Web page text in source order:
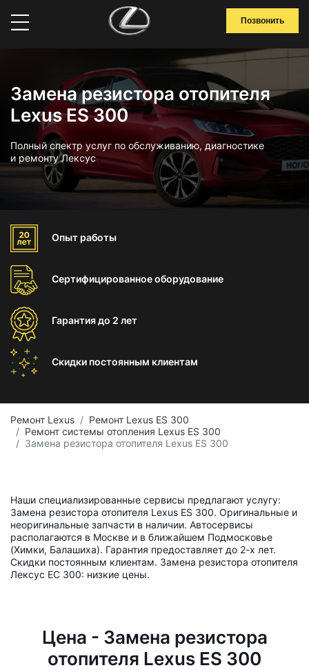
Позвонить
Замена резистора отопителя
Lexus ES 300
Полный спектр услуг по обслуживанию, диагностике
и ремонту Лексус
Опыт работы
Сертифицированноеоборудование
Гарантиядо 2 лет
Скидки постоянным клиентам
Ремонт Lexus
Ремонт Lexus ES 300
Ремонт системы отопления Lexus ES 300
Замена резистора отопителя Lexus ES 300
Наши специализированные сервисы предлагают услугу:
Замена резистора отопителя Lexus ES 300. Оригинальные и
неоригинальные запчасти в наличии. Автосервисы
располагаются в Москве и в ближайшем Подмосковье
(Химки, Балашиха). Гарантия предоставляет до 2-х лет.
Скидки постоянным клиентам. Замена резистора отопителя
Лексус ЕС 300: низкие цены.
Цена - Замена резистора
отопителя Lexus ES 300